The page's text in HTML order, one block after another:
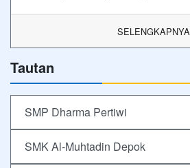
SELENGKAPNYA
Tautan
SMP Dharma Pertiwi
SMK Al-Muhtadin Depok